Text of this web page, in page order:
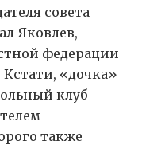
совета
Яковлев,
федерации
«дочка»
клуб
также